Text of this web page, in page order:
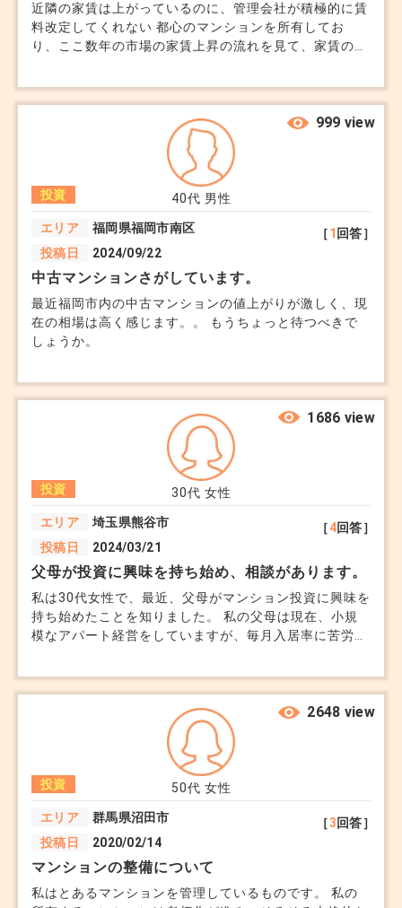
ヘッジ策:
税制の動向を把握:
解。
他の投資（株式や投資信託など）を併用し、リスク
を分散。
【3. 地域選定と物件の特性に注目】
る。
大阪市（梅田、難波周辺）: 再開発が進み、単身世
福岡市（天神、博多周辺）: 九州全域からの人口流
名古屋市（名駅周辺）: 中部地方の経済中心地とし
て需要が高い。
物件の特性
駅徒歩10分以内: 駅近物件は賃貸需要が安定。
築浅またはリノベーション物件: 修繕費が抑えられ
る。
設備が充実: 独立洗面台、宅配ボックス、防犯設備
などの条件が好まれる。
【4. 不動産投資を成功させるための心得】
長期視点を持つ: 短期的な売却益ではなく、安定し
たキャッシュフローを重視。
適切なパートナー選び: 信頼できる不動産業者や管
理会社と契約し、運用を効率化。
情報収集を怠らない: 地域の需要動向や市場トレン
ドを定期的にチェック。
シミュレーションを徹底: 最悪のシナリオを想定し
近隣の家賃は上がっているのに、管理会社が積極的に賃
料改定してくれない 都心のマンションを所有してお
り、ここ数年の市場の家賃上昇の流れを見て、家賃の値
消極的な態度を取られています。 実際に周辺の新規募
集賃料を調べたところ、現在の入居者が支払っている家
賃よりも明らかに高くなっているため、 更新時に適正
な価格へ引き上げるのが妥当だと思っているのですが、
管理会社は「大幅な値上げをすると退去リスクが高ま
る」と言い、積極的に交渉してくれません。 ちなみに
1LDKで10万円です。こういう場合、強く出て良いでし
ょうか。1～2万円上げる分には妥当だと感じています。
40代 男性
投資
エリア
福岡県福岡市南区
投稿日
2024/09/22
［1 回答］
999 view
中古マンションさがしています。
最近福岡市内の中古マンションの値上がりが激しく、現
在の相場は高く感じます。。 もうちょっと待つべきで
しょうか。
30代 女性
投資
エリア
埼玉県熊谷市
投稿日
2024/03/21
［4回答］
1686 view
父母が投資に興味を持ち始め、相談があります。
私は30代女性で、最近、父母がマンション投資に興味を
持ち始めたことを知りました。 私の父母は現在、小規
模なアパート経営をしていますが、毎月入居率に苦労し
で、特に大都市圏外での投資について不安を感じていま
す。 都市部と地方都市でのマンション投資の違いと、
地方都市における投資の魅力について教えていただきた
すが、不安と心配の気持ちでいっぱいです、、。
50代 女性
投資
エリア
群馬県沼田市
投稿日
2020/02/14
［3回答］
2648 view
マンションの整備について
私はとあるマンションを管理しているものです。 私の